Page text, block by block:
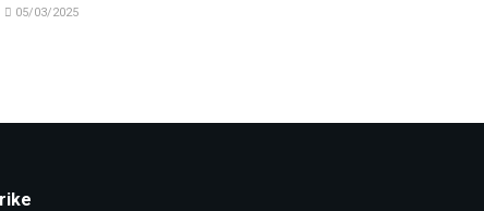
05/03/2025